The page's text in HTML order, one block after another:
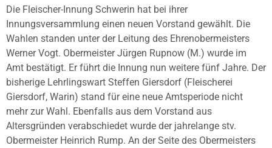
Die Fleischer-Innung Schwerin hat bei ihrer
Innungsversammlung einen neuen Vorstand gewählt. Die
Wahlen standen unter der Leitung des Ehrenobermeisters
Werner Vogt. Obermeister Jürgen Rupnow (M.) wurde im
Amt bestätigt. Er führt die Innung nun weitere fünf Jahre. Der
bisherige Lehrlingswart Steffen Giersdorf (Fleischerei
Giersdorf, Warin) stand für eine neue Amtsperiode nicht
mehr zur Wahl. Ebenfalls aus dem Vorstand aus
Altersgründen verabschiedet wurde der jahrelange stv.
Obermeister Heinrich Rump. An der Seite des Obermeisters